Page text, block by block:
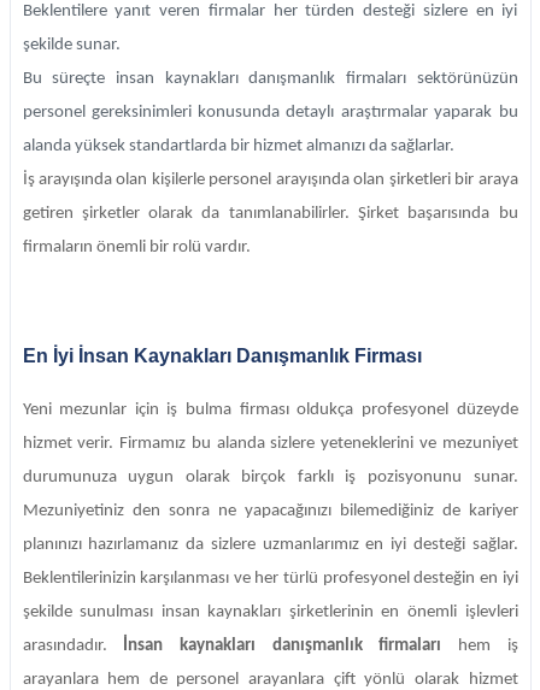
Beklentilere yanıt veren firmalar her türden desteği sizlere en iyi
şekilde sunar.
Bu süreçte insan kaynakları danışmanlık firmaları sektörünüzün
personel gereksinimleri konusunda detaylı araştırmalar yaparak bu
alanda yüksek standartlarda bir hizmet almanızı da sağlarlar.
İş arayışında olan kişilerle personel arayışında olan şirketleri bir araya
getiren şirketler olarak da tanımlanabilirler. Şirket başarısında bu
firmaların önemli bir rolü vardır.
En İyi İnsan Kaynakları Danışmanlık Firması
Yeni mezunlar için iş bulma firması oldukça profesyonel düzeyde
hizmet verir. Firmamız bu alanda sizlere yeteneklerini ve mezuniyet
durumunuza uygun olarak birçok farklı iş pozisyonunu sunar.
Mezuniyetiniz den sonra ne yapacağınızı bilemediğiniz de kariyer
planınızı hazırlamanız da sizlere uzmanlarımız en iyi desteği sağlar.
Beklentilerinizin karşılanması ve her türlü profesyonel desteğin en iyi
şekilde sunulması insan kaynakları şirketlerinin en önemli işlevleri
arasındadır.
İnsan kaynakları danışmanlık firmaları
hem iş
arayanlara hem de personel arayanlara çift yönlü olarak hizmet